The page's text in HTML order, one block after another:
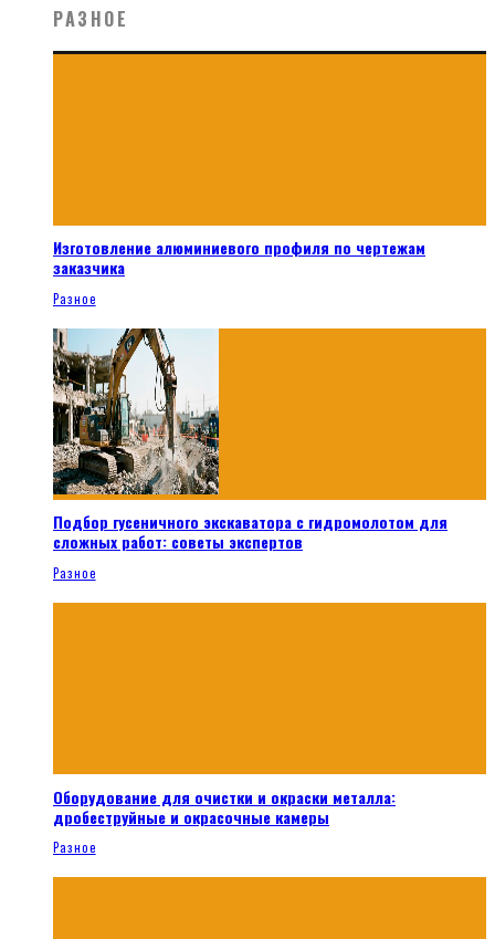
РАЗНОЕ
Изготовление алюминиевого профиля по чертежам
заказчика
Разное
Подбор гусеничного экскаватора с гидромолотом для
сложных работ: советы экспертов
Разное
Оборудование для очистки и окраски металла:
дробеструйные и окрасочные камеры
Разное